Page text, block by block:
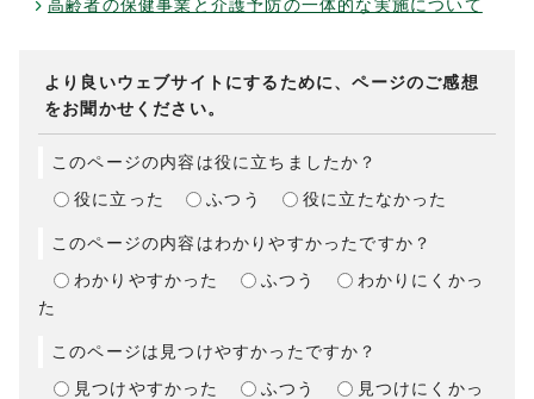
高齢者の保健事業と介護予防の一体的な実施について
より良いウェブサイトにするために、ページのご感想
をお聞かせください。
このページの内容は役に立ちましたか？
役に立った
ふつう 役に立たなかった
このページの内容はわかりやすかったですか？
わかりやすかった
ふつう
わかりにくかっ
た
このページは見つけやすかったですか？
見つけやすかった
ふつう
見つけにくかっ